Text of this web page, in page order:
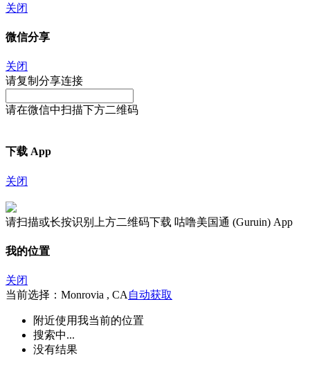
关闭
微信分享
关闭
请复制分享连接
请在微信中扫描下方二维码
下载 App
关闭
请扫描或长按识别上方二维码下载 咕噜美国通 (Guruin) App
我的位置
关闭
当前选择：Monrovia , CA 自动获取
附近使用我当前的位置
搜索中...
没有结果